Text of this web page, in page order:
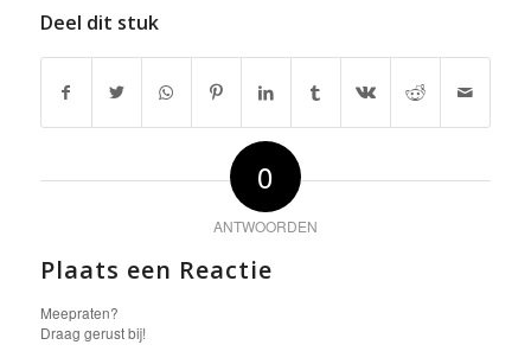
Deel dit stuk
0
ANTWOORDEN
Plaats een Reactie
Meepraten?
Draag gerust bij!